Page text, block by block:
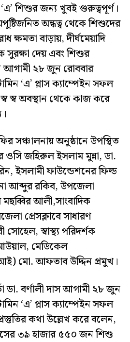
শিশুর জন্য খুবই গুরুত্বপূর্ণ।
অন্ধত্ব থেকে শিশুদের
ক্ষমতা বাড়ায়, দীর্ঘমেয়াদি
সুরক্ষা দেয় এবং শিশুর
আগামী ২৮ জুন রোববার
‘এ’ প্লাস ক্যাম্পেইন সফল
স্ব অবস্থান থেকে কাজ করে
সঞ্চালনায় অনুষ্ঠানে উপস্থিত
ওসি জহিরুল ইসলাম মুন্না, ডা.
ইসলামী ফাউন্ডেশনের ফিল্ড
আব্দুর রকিব, উপজেলা
আলী,সাংবাদিক
প্রেসক্লাবে সাধারণ
স্বাস্থ্য পরিদর্শক
মেডিকেল
মো. আফতাব উদ্দিন প্রমুখ।
ডা. বর্ণালী দাস আগামী ২৮ জুন
‘এ’ প্লাস ক্যাম্পেইন সফল
কথা উল্লেখ করে বলেন,
৩৯ হাজার ৫৫০ জন শিশু